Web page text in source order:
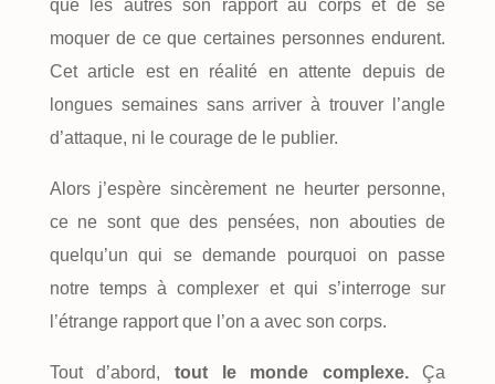
que les autres son rapport au corps et de se
moquer de ce que certaines personnes endurent.
Cet article est en réalité en attente depuis de
longues semaines sans arriver à trouver l’angle
d’attaque, ni le courage de le publier.
Alors j’espère sincèrement ne heurter personne,
ce ne sont que des pensées, non abouties de
quelqu’un qui se demande pourquoi on passe
notre temps à complexer et qui s’interroge sur
l’étrange rapport que l’on a avec son corps.
Tout d’abord, tout le monde complexe.Ça